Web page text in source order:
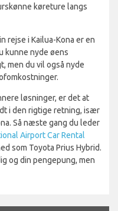
køreture langs
i Kailua-Kona er en
kunne nyde øens
men du vil også nyde
løsninger, er det at
i den rigtige retning, især
Så næste gang du leder
Airport Car Rental
som Toyota Prius Hybrid.
og din pengepung, men